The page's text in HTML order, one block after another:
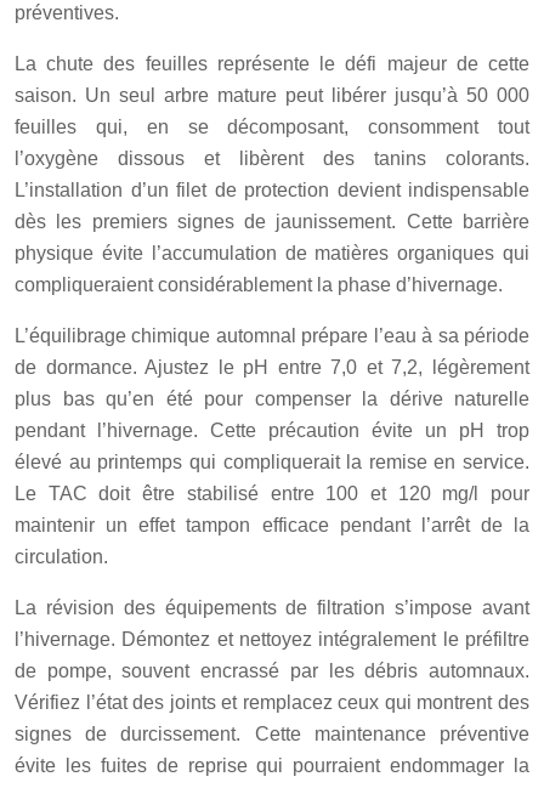
préventives.
La chute des feuilles représente le défi majeur de cette
saison. Un seul arbre mature peut libérer jusqu’à 50 000
feuilles qui, en se décomposant, consomment tout
l’oxygène dissous et libèrent des tanins colorants.
L’installation d’un filet de protection devient indispensable
dès les premiers signes de jaunissement. Cette barrière
physique évite l’accumulation de matières organiques qui
compliqueraient considérablement la phase d’hivernage.
L’équilibrage chimique automnal prépare l’eau à sa période
de dormance. Ajustez le pH entre 7,0 et 7,2, légèrement
plus bas qu’en été pour compenser la dérive naturelle
pendant l’hivernage. Cette précaution évite un pH trop
élevé au printemps qui compliquerait la remise en service.
Le TAC doit être stabilisé entre 100 et 120 mg/l pour
maintenir un effet tampon efficace pendant l’arrêt de la
circulation.
La révision des équipements de filtration s’impose avant
l’hivernage. Démontez et nettoyez intégralement le préfiltre
de pompe, souvent encrassé par les débris automnaux.
Vérifiez l’état des joints et remplacez ceux qui montrent des
signes de durcissement. Cette maintenance préventive
évite les fuites de reprise qui pourraient endommager la